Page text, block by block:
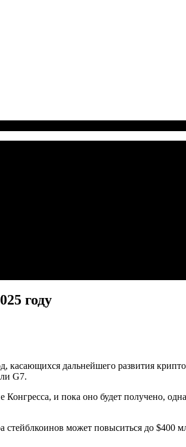
году
дальнейшего развития
G7.
и пока оно будет получено,
может повыситься до $400